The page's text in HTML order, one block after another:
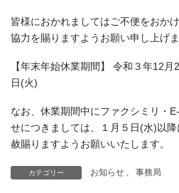
皆様におかれましてはご不便をおか
協力を賜りますようお願い申し上げま
【年末年始休業期間】 令和３年12
日(火)
なお、休業期間中にファクシミリ・
せにつきましては、１月５日(水)以
赦賜りますようお願いいたします。
カテゴリー お知らせ 、 事務局